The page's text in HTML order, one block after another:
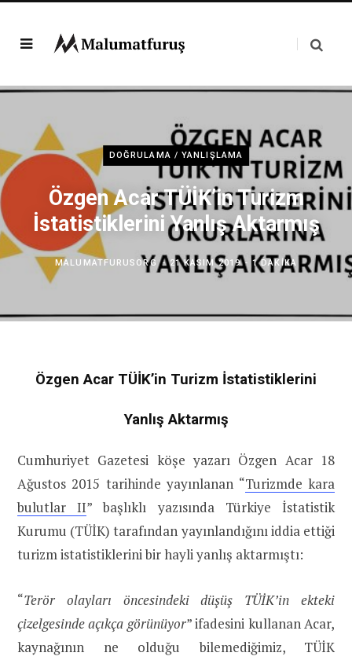
DOĞRULAMA / YANLIŞLAMA
Özgen Acar TÜİK’in Turizm
İstatistiklerini Yanlış Aktarmış
MALUMATFURUSORG 21 KASIM 2019 1 DAKIKA
Özgen Acar TÜİK’in Turizm İstatistiklerini
Yanlış Aktarmış
Cumhuriyet Gazetesi köşe yazarı Özgen Acar 18
Ağustos 2015 tarihinde yayınlanan “Turizmde kara
bulutlar II” başlıklı yazısında Türkiye İstatistik
Kurumu (TÜİK) tarafından yayınlandığını iddia ettiği
turizm istatistiklerini bir hayli yanlış aktarmıştı:
“Terör olayları öncesindeki düşüş TÜİK’in ekteki
çizelgesinde açıkça görünüyor” ifadesini kullanan Acar,
kaynağının ne olduğu bilemediğimiz, TÜİK